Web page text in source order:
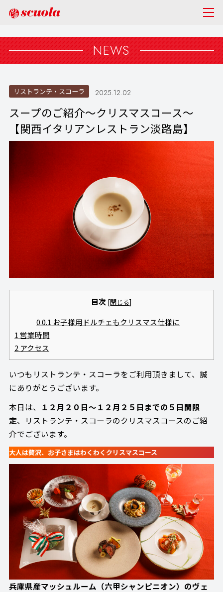
NEWS
リストランテ・スコーラ 2025.12.02
スープのご紹介～クリスマスコース～
【関西イタリアンレストラン淡路島】
目次 [閉じる]
0.0.1 お子様用ドルチェもクリスマス仕様に
1 営業時間
2アクセス
いつもリストランテ・スコーラをご利用頂きまして、誠
にありがとうございます。
本日は、
１２月２０日～１２月２５日までの５日間限
定、リストランテ・スコーラのクリスマスコースのご紹
介でございます。
大人は贅沢、お子さまはわくわくクリスマスコース
兵庫県産マッシュルーム（六甲シャンピニオン）のヴェ